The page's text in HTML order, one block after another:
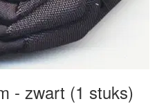
- zwart (1 stuks)